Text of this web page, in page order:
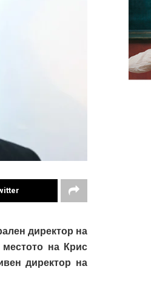
директор на
на Крис
директор на